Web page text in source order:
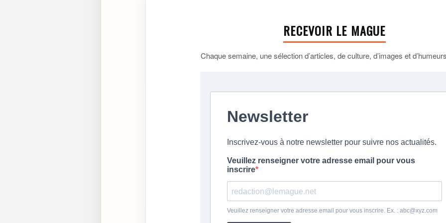
RECEVOIR LE MAGUE
Chaque semaine, une sélection d’articles, de culture, d’images et